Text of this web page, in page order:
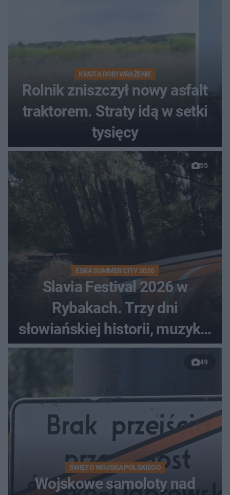
KWOTA ROBI WRAŻENIE
Rolnik zniszczył nowy asfalt
traktorem. Straty idą w setki
tysięcy
55
ESKA SUMMER CITY 2026
Slavia Festival 2026 w
Rybakach. Trzy dni
słowiańskiej historii, muzyki i
relaksu nad Jeziorem
49
ŚWIĘTO WOJSKA POLSKIEGO
Wojskowe samoloty nad